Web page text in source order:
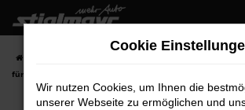
Zum
Hauptinhalt
springen
für Schrobenhausen Top-Angebote
Cookie
Wir nutzen Cookies, um Ihnen die
unserer Webseite zu ermöglichen und